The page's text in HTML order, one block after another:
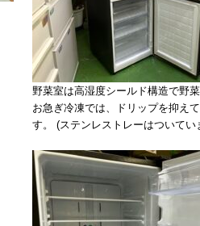
野菜室は高湿度シールド構造で野菜
お急ぎ冷凍では、ドリップを抑え
す。 (ステンレストレーはついてい